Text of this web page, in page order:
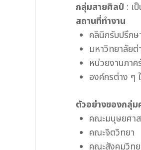
กลุ่มสายศิลป์ : เ
สถานที่ทำงาน
คลินิกรับปรึกษ
มหาวิทยาลัยต่
หน่วยงานภาค
องค์กรต่าง ๆ
ตัวอย่างของกลุ่
คณะมนุษยศา
คณะจิตวิทยา
คณะสังคมวิท